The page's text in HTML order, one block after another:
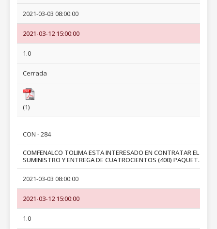
2021-03-03 08:00:00
2021-03-12 15:00:00
1.0
Cerrada
(1)
CON - 284
COMFENALCO TOLIMA ESTA INTERESADO EN CONTRATAR EL
SUMINISTRO Y ENTREGA DE CUATROCIENTOS (400) PAQUET...
2021-03-03 08:00:00
2021-03-12 15:00:00
1.0